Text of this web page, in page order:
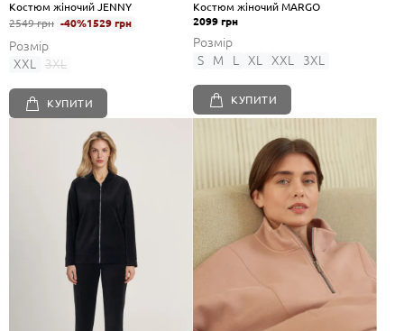
Костюм жіночий JENNY
2549 грн -40%1529 грн
Розмір
XXL
3XL
КУПИТИ
Костюм жіночий MARGO
2099 грн
Розмір
S
M L XL XXL 3XL
КУПИТИ